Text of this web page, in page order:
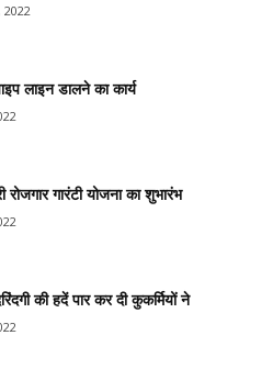
लाइन डालने का कार्य
रोजगार गारंटी योजना का शुभारंभ
की हदें पार कर दी कुकर्मियों ने